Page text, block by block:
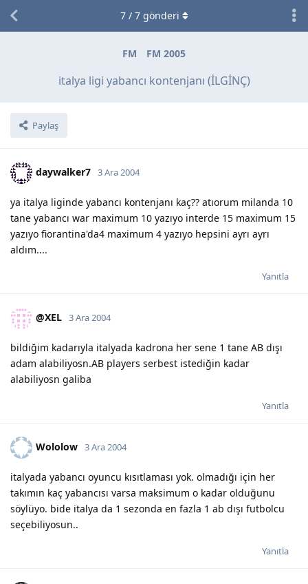
FM FM 2005
italya ligi yabancı kontenjanı (İLGİNÇ)
Paylaş
7/ 7gönderi
daywalker7 3 Ara 2004
ya italya liginde yabancı kontenjanı kaç?? atıorum milanda 10
tane yabancı war maximum 10 yazıyo interde 15 maximum 15
yazıyo fiorantina'da4 maximum 4 yazıyo hepsini ayrı ayrı
aldım....
Yanıtla
@XEL 3 Ara 2004
bildiğim kadarıyla italyada kadrona her sene 1 tane AB dışı
adam alabiliyosn.AB players serbest istediğin kadar
alabiliyosn galiba
Yanıtla
Wololow 3 Ara 2004
italyada yabancı oyuncu kısıtlaması yok. olmadığı için her
takımın kaç yabancısı varsa maksimum o kadar olduğunu
söylüyo. bide italya da 1 sezonda en fazla 1 ab dışı futbolcu
seçebiliyosun..
Yanıtla